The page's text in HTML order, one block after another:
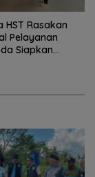
HST Rasakan
Pelayanan
Siapkan